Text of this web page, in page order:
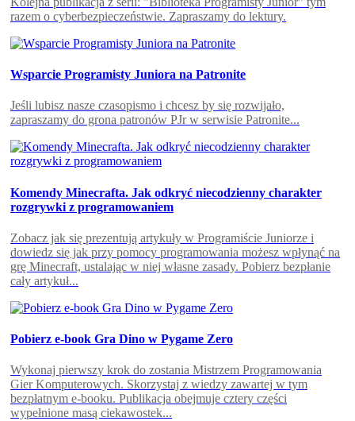
razem o cyberbezpieczeństwie. Zapraszamy do lektury.
Wsparcie Programisty Juniora na Patronite
Jeśli lubisz nasze czasopismo i chcesz by się rozwijało,
zapraszamy do grona patronów PJr w serwisie Patronite...
Komendy Minecrafta. Jak odkryć niecodzienny charakter
rozgrywki z programowaniem
Zobacz jak się prezentują artykuły w Programiście Juniorze i
dowiedz się jak przy pomocy programowania możesz wpłynąć na
grę Minecraft, ustalając w niej własne zasady. Pobierz bezpłanie
cały artykuł...
Pobierz e-book Gra Dino w Pygame Zero
Wykonaj pierwszy krok do zostania Mistrzem Programowania
Gier Komputerowych. Skorzystaj z wiedzy zawartej w tym
bezpłatnym e-booku. Publikacja obejmuje cztery części
wypełnione masą ciekawostek...